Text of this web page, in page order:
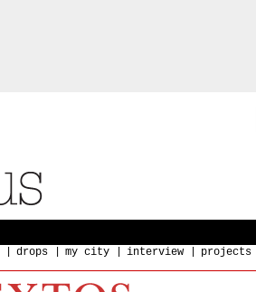
drops my city interview projects